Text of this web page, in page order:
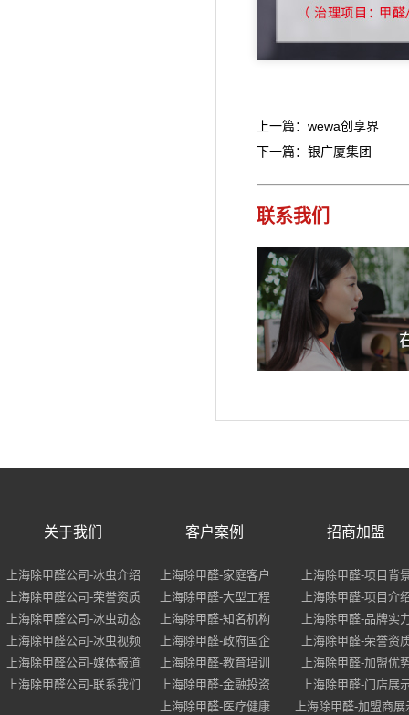
上一篇：wewa创享界
下一篇：银广厦集团
联系我们
关于我们
上海除甲醛公司-冰虫介绍
上海除甲醛公司-荣誉资质
上海除甲醛公司-冰虫动态
上海除甲醛公司-冰虫视频
上海除甲醛公司-媒体报道
上海除甲醛公司-联系我们
客户案例
上海除甲醛-家庭客户
上海除甲醛-大型工程
上海除甲醛-知名机构
上海除甲醛-政府国企
上海除甲醛-教育培训
上海除甲醛-金融投资
上海除甲醛-医疗健康
招商加盟
上海除甲醛-项目背
上海除甲醛-项目介
上海除甲醛-品牌实
上海除甲醛-荣誉资
上海除甲醛-加盟优
上海除甲醛-门店展
上海除甲醛-加盟商展